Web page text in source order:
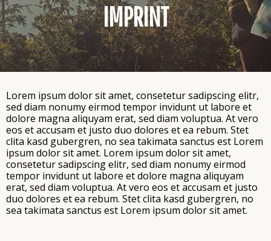
IMPRINT
Lorem ipsum dolor sit amet, consetetur sadipscing elitr,
sed diam nonumy eirmod tempor invidunt ut labore et
dolore magna aliquyam erat, sed diam voluptua. At vero
eos et accusam et justo duo dolores et ea rebum. Stet
clita kasd gubergren, no sea takimata sanctus est Lorem
ipsum dolor sit amet. Lorem ipsum dolor sit amet,
consetetur sadipscing elitr, sed diam nonumy eirmod
tempor invidunt ut labore et dolore magna aliquyam
erat, sed diam voluptua. At vero eos et accusam et justo
duo dolores et ea rebum. Stet clita kasd gubergren, no
sea takimata sanctus est Lorem ipsum dolor sit amet.